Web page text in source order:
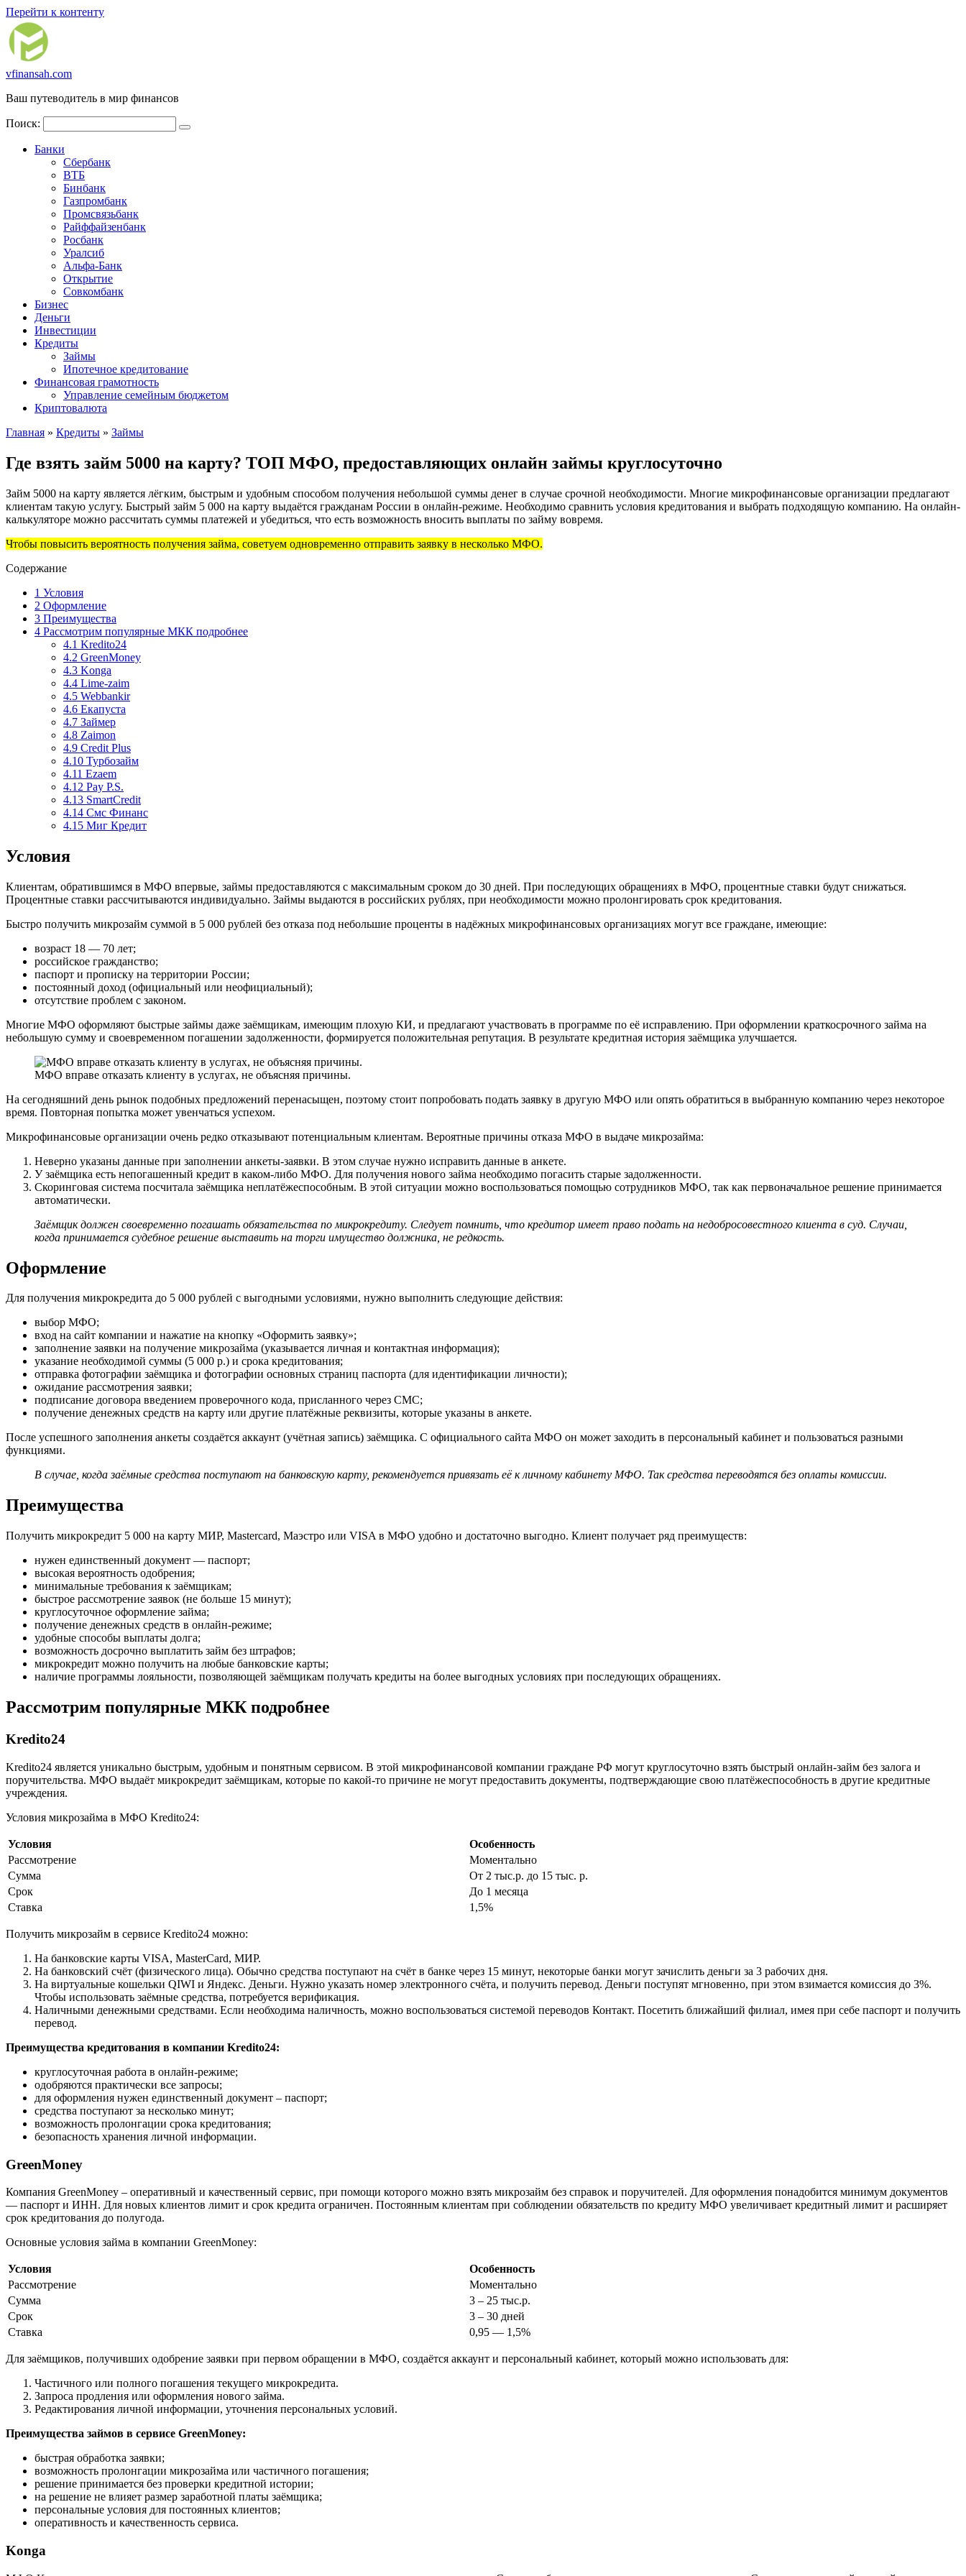
Перейти к контенту
vfinansah.com
Ваш путеводитель в мир финансов
Поиск:
Банки
Сбербанк
ВТБ
Бинбанк
Газпромбанк
Промсвязьбанк
Райффайзенбанк
Росбанк
Уралсиб
Альфа-Банк
Открытие
Совкомбанк
Бизнес
Деньги
Инвестиции
Кредиты
Займы
Ипотечное кредитование
Финансовая грамотность
Управление семейным бюджетом
Криптовалюта
Главная » Кредиты » Займы
Где взять займ 5000 на карту? ТОП МФО, предоставляющих онлайн займы круглосуточно
Займ 5000 на карту является лёгким, быстрым и удобным способом получения небольшой суммы денег в случае срочной необходимости. Многие микрофинансовые организации предлагают
клиентам такую услугу. Быстрый займ 5 000 на карту выдаётся гражданам России в онлайн-режиме. Необходимо сравнить условия кредитования и выбрать подходящую компанию. На онлайн-
калькуляторе можно рассчитать суммы платежей и убедиться, что есть возможность вносить выплаты по займу вовремя.
Чтобы повысить вероятность получения займа, советуем одновременно отправить заявку в несколько МФО.
Содержание
1 Условия
2 Оформление
3 Преимущества
4 Рассмотрим популярные МКК подробнее
4.1 Kredito24
4.2 GreenMoney
4.3 Konga
4.4 Lime-zaim
4.5 Webbankir
4.6 Екапуста
4.7 Займер
4.8 Zaimon
4.9 Credit Plus
4.10 Турбозайм
4.11 Ezaem
4.12 Pay P.S.
4.13 SmartCredit
4.14 Смс Финанс
4.15 Миг Кредит
Условия
Клиентам, обратившимся в МФО впервые, займы предоставляются с максимальным сроком до 30 дней. При последующих обращениях в МФО, процентные ставки будут снижаться.
Процентные ставки рассчитываются индивидуально. Займы выдаются в российских рублях, при необходимости можно пролонгировать срок кредитования.
Быстро получить микрозайм суммой в 5 000 рублей без отказа под небольшие проценты в надёжных микрофинансовых организациях могут все граждане, имеющие:
возраст 18 — 70 лет;
российское гражданство;
паспорт и прописку на территории России;
постоянный доход (официальный или неофициальный);
отсутствие проблем с законом.
Многие МФО оформляют быстрые займы даже заёмщикам, имеющим плохую КИ, и предлагают участвовать в программе по её исправлению. При оформлении краткосрочного займа на
небольшую сумму и своевременном погашении задолженности, формируется положительная репутация. В результате кредитная история заёмщика улучшается.
МФО вправе отказать клиенту в услугах, не объясняя причины.
На сегодняшний день рынок подобных предложений перенасыщен, поэтому стоит попробовать подать заявку в другую МФО или опять обратиться в выбранную компанию через некоторое
время. Повторная попытка может увенчаться успехом.
Микрофинансовые организации очень редко отказывают потенциальным клиентам. Вероятные причины отказа МФО в выдаче микрозайма:
Неверно указаны данные при заполнении анкеты-заявки. В этом случае нужно исправить данные в анкете.
У заёмщика есть непогашенный кредит в каком-либо МФО. Для получения нового займа необходимо погасить старые задолженности.
Скоринговая система посчитала заёмщика неплатёжеспособным. В этой ситуации можно воспользоваться помощью сотрудников МФО, так как первоначальное решение принимается
автоматически.
Заёмщик должен своевременно погашать обязательства по микрокредиту. Следует помнить, что кредитор имеет право подать на недобросовестного клиента в суд. Случаи,
когда принимается судебное решение выставить на торги имущество должника, не редкость.
Оформление
Для получения микрокредита до 5 000 рублей с выгодными условиями, нужно выполнить следующие действия:
выбор МФО;
вход на сайт компании и нажатие на кнопку «Оформить заявку»;
заполнение заявки на получение микрозайма (указывается личная и контактная информация);
указание необходимой суммы (5 000 р.) и срока кредитования;
отправка фотографии заёмщика и фотографии основных страниц паспорта (для идентификации личности);
ожидание рассмотрения заявки;
подписание договора введением проверочного кода, присланного через СМС;
получение денежных средств на карту или другие платёжные реквизиты, которые указаны в анкете.
После успешного заполнения анкеты создаётся аккаунт (учётная запись) заёмщика. С официального сайта МФО он может заходить в персональный кабинет и пользоваться разными
функциями.
В случае, когда заёмные средства поступают на банковскую карту, рекомендуется привязать её к личному кабинету МФО. Так средства переводятся без оплаты комиссии.
Преимущества
Получить микрокредит 5 000 на карту МИР, Mastercard, Маэстро или VISA в МФО удобно и достаточно выгодно. Клиент получает ряд преимуществ:
нужен единственный документ — паспорт;
высокая вероятность одобрения;
минимальные требования к заёмщикам;
быстрое рассмотрение заявок (не больше 15 минут);
круглосуточное оформление займа;
получение денежных средств в онлайн-режиме;
удобные способы выплаты долга;
возможность досрочно выплатить займ без штрафов;
микрокредит можно получить на любые банковские карты;
наличие программы лояльности, позволяющей заёмщикам получать кредиты на более выгодных условиях при последующих обращениях.
Рассмотрим популярные МКК подробнее
Kredito24
Kredito24 является уникально быстрым, удобным и понятным сервисом. В этой микрофинансовой компании граждане РФ могут круглосуточно взять быстрый онлайн-займ без залога и
поручительства. МФО выдаёт микрокредит заёмщикам, которые по какой-то причине не могут предоставить документы, подтверждающие свою платёжеспособность в другие кредитные
учреждения.
Условия микрозайма в МФО Kredito24:
Условия
Особенность
Рассмотрение
Моментально
Сумма
От 2 тыс.р. до 15 тыс. р.
Срок
До 1 месяца
Ставка
1,5%
Получить микрозайм в сервисе Kredito24 можно:
На банковские карты VISA, MasterCard, МИР.
На банковский счёт (физического лица). Обычно средства поступают на счёт в банке через 15 минут, некоторые банки могут зачислить деньги за 3 рабочих дня.
На виртуальные кошельки QIWI и Яндекс. Деньги. Нужно указать номер электронного счёта, и получить перевод. Деньги поступят мгновенно, при этом взимается комиссия до 3%.
Чтобы использовать заёмные средства, потребуется верификация.
Наличными денежными средствами. Если необходима наличность, можно воспользоваться системой переводов Контакт. Посетить ближайший филиал, имея при себе паспорт и получить
перевод.
Преимущества кредитования в компании Kredito24:
круглосуточная работа в онлайн-режиме;
одобряются практически все запросы;
для оформления нужен единственный документ – паспорт;
средства поступают за несколько минут;
возможность пролонгации срока кредитования;
безопасность хранения личной информации.
GreenMoney
Компания GreenMoney – оперативный и качественный сервис, при помощи которого можно взять микрозайм без справок и поручителей. Для оформления понадобится минимум документов
— паспорт и ИНН. Для новых клиентов лимит и срок кредита ограничен. Постоянным клиентам при соблюдении обязательств по кредиту МФО увеличивает кредитный лимит и расширяет
срок кредитования до полугода.
Основные условия займа в компании GreenMoney:
Условия
Особенность
Рассмотрение
Моментально
Сумма
3 – 25 тыс.р.
Срок
3 – 30 дней
Ставка
0,95 — 1,5%
Для заёмщиков, получивших одобрение заявки при первом обращении в МФО, создаётся аккаунт и персональный кабинет, который можно использовать для:
Частичного или полного погашения текущего микрокредита.
Запроса продления или оформления нового займа.
Редактирования личной информации, уточнения персональных условий.
Преимущества займов в сервисе GreenMoney:
быстрая обработка заявки;
возможность пролонгации микрозайма или частичного погашения;
решение принимается без проверки кредитной истории;
на решение не влияет размер заработной платы заёмщика;
персональные условия для постоянных клиентов;
оперативность и качественность сервиса.
Konga